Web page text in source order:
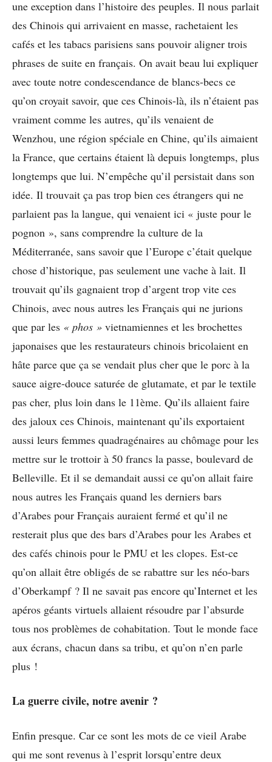
une exception dans l’histoire des peuples. Il nous parlait
des Chinois qui arrivaient en masse, rachetaient les
cafés et les tabacs parisiens sans pouvoir aligner trois
phrases de suite en français. On avait beau lui expliquer
avec toute notre condescendance de blancs-becs ce
qu’on croyait savoir, que ces Chinois-là, ils n’étaient pas
vraiment comme les autres, qu’ils venaient de
Wenzhou, une région spéciale en Chine, qu’ils aimaient
la France, que certains étaient là depuis longtemps, plus
longtemps que lui. N’empêche qu’il persistait dans son
idée. Il trouvait ça pas trop bien ces étrangers qui ne
parlaient pas la langue, qui venaient ici « juste pour le
pognon », sans comprendre la culture de la
Méditerranée, sans savoir que l’Europe c’était quelque
chose d’historique, pas seulement une vache à lait. Il
trouvait qu’ils gagnaient trop d’argent trop vite ces
Chinois, avec nous autres les Français qui ne jurions
que par les « phos » vietnamiennes et les brochettes
japonaises que les restaurateurs chinois bricolaient en
hâte parce que ça se vendait plus cher que le porc à la
sauce aigre-douce saturée de glutamate, et par le textile
pas cher, plus loin dans le 11ème. Qu’ils allaient faire
des jaloux ces Chinois, maintenant qu’ils exportaient
aussi leurs femmes quadragénaires au chômage pour les
mettre sur le trottoir à 50 francs la passe, boulevard de
Belleville. Et il se demandait aussi ce qu’on allait faire
nous autres les Français quand les derniers bars
d’Arabes pour Français auraient fermé et qu’il ne
resterait plus que des bars d’Arabes pour les Arabes et
des cafés chinois pour le PMU et les clopes. Est-ce
qu’on allait être obligés de se rabattre sur les néo-bars
d’Oberkampf ? Il ne savait pas encore qu’Internet et les
apéros géants virtuels allaient résoudre par l’absurde
tous nos problèmes de cohabitation. Tout le monde face
aux écrans, chacun dans sa tribu, et qu’on n’en parle
plus !
La guerre civile, notre avenir ?
Enfin presque. Car ce sont les mots de ce vieil Arabe
qui me sont revenus à l’esprit lorsqu’entre deux